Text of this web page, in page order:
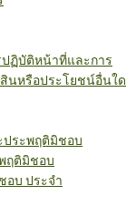
ปฏิบัติหน้าที่และการ
นหรือประโยชน์อื่นใด
ประพฤติมิชอบ
ฤติมิชอบ
อบ ประจำ